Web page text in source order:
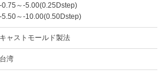
-0.75～-5.00(0.25Dstep)
-5.50～-10.00(0.50Dstep)
キャストモールド製法
台湾